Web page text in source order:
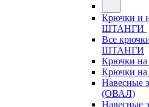
Крючки и
ШТАНГИ
Все
ШТАНГИ
Крючки
Крючки
Навесные
(ОВАЛ)
Навесные